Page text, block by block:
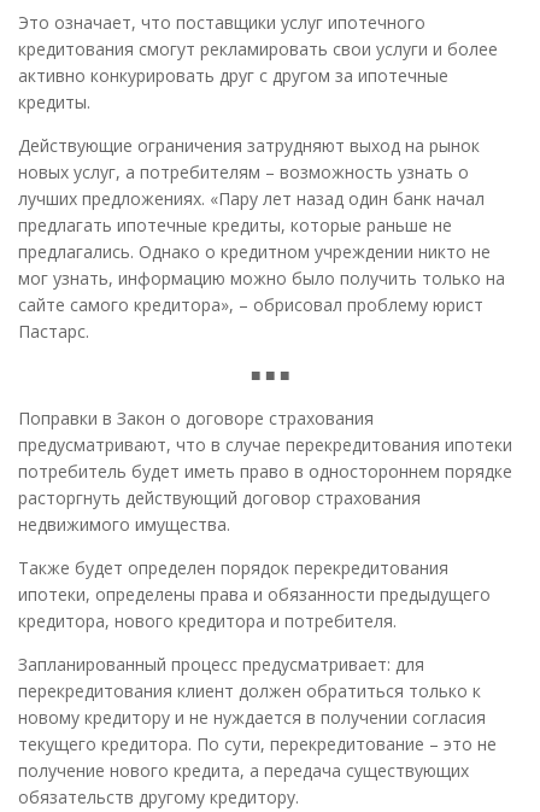
Это означает, что поставщики услуг ипотечного
кредитования смогут рекламировать свои услуги и более
активно конкурировать друг с другом за ипотечные
кредиты.
Действующие ограничения затрудняют выход на рынок
новых услуг, а потребителям – возможность узнать о
лучших предложениях. «Пару лет назад один банк начал
предлагать ипотечные кредиты, которые раньше не
предлагались. Однако о кредитном учреждении никто не
мог узнать, информацию можно было получить только на
сайте самого кредитора», – обрисовал проблему юрист
Пастарс.
■ ■ ■
Поправки в Закон о договоре страхования
предусматривают, что в случае перекредитования ипотеки
потребитель будет иметь право в одностороннем порядке
расторгнуть действующий договор страхования
недвижимого имущества.
Также будет определен порядок перекредитования
ипотеки, определены права и обязанности предыдущего
кредитора, нового кредитора и потребителя.
Запланированный процесс предусматривает: для
перекредитования клиент должен обратиться только к
новому кредитору и не нуждается в получении согласия
текущего кредитора. По сути, перекредитование – это не
получение нового кредита, а передача существующих
обязательств другому кредитору.